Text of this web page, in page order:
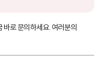
로 문의하세요. 여러분의